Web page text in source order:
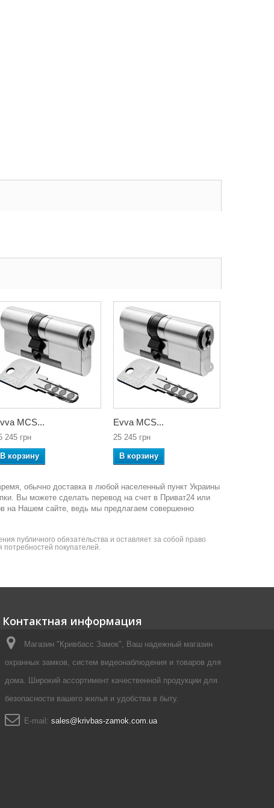
MCS...
245 грн
В корзину
Evva MCS...
25 245 грн
В корзину
обычно доставка в любой населенный пункт Украины
Вы можете сделать перевод на счет в Приват24 или
на Нашем сайте, ведь мы предлагаем совершенно
публичного обязательства и оставляет за собой право
потребностей покупателей.
Контактная информация
Магазин "Кривбасс Замок", Ваш надежный магазин
охранных замков, систем видеонаблюдения и товаров для
дома. Широкий ассортимент качественной продукции для
безопасности вашего жилья и удобства в быту.
E-mail: sales@krivbas-zamok.com.ua